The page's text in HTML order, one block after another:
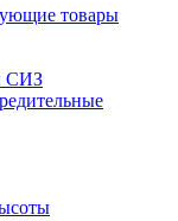
товары
СИЗ